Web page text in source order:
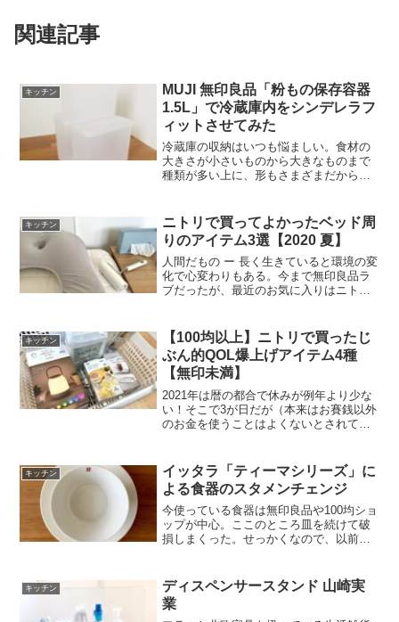
関連記事
キッチン
MUJI 無印良品「粉もの保存容器
1.5L」で冷蔵庫内をシンデレラフ
ィットさせてみた
冷蔵庫の収納はいつも悩ましい。食材の
大きさが小さいものから大きなものまで
種類が多い上に、形もさまざまだから
る。「モノの住所が決まれば、収納しや
すくなる」のはよく聞く話。...
キッチン
ニトリで買ってよかったベッド周
りのアイテム3選【2020 夏】
人間だもの ー 長く生きていると環境の変
化で心変わりもある。今まで無印良品ラ
ブだったが、最近のお気に入りはニトリ
を紹介したい。上半身を包み込むまくら
人の寝姿にはいくつも...
キッチン
【100均以上】ニトリで買ったじ
ぶん的QOL爆上げアイテム4種
【無印未満】
2021年は暦の都合で休みが例年より少な
い！そこで3が日だが（本来はお賽銭以外
のお金を使うことはよくないとされてい
らか、レジカゴにはニトリで買いたかっ
たもの・気になった...
キッチン
イッタラ「ティーマシリーズ」に
よる食器のスタメンチェンジ
今使っている食器は無印良品や100均ショ
ップが中心。ここのところ皿を続けて破
損しまくった。せっかくなので、以前か
購入。イッタラって？1881年に同名の街
でガラス工場を建...
キッチン
ディスペンサースタンド 山崎実
業